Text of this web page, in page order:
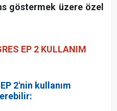
göstermek üzere özel
EP 2 KULLANIM
2'nin kullanım